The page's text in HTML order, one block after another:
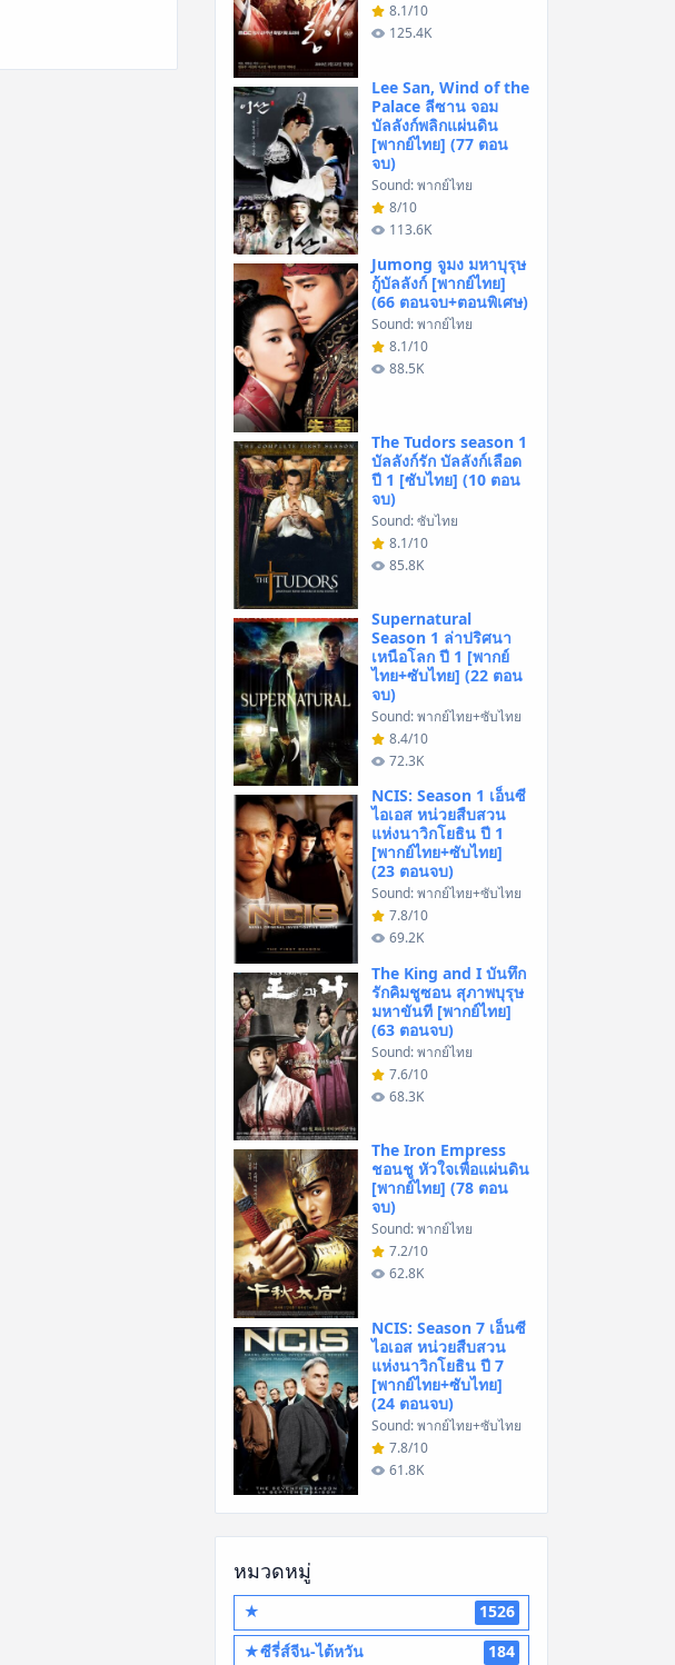
8.1/10
125.4K
Lee San, Wind of the
Palace ลีซาน จอม
บัลลังก์พลิกแผ่นดิน
[พากย์ไทย] (77 ตอน
จบ)
Sound: พากย์ไทย
8/10
113.6K
Jumong จูมง มหาบุรุษ
กู้บัลลังก์ [พากย์ไทย]
(66 ตอนจบ+ตอนพิเศษ)
Sound: พากย์ไทย
8.1/10
88.5K
The Tudors season 1
บัลลังก์รัก บัลลังก์เลือด
ปี 1 [ซับไทย] (10 ตอน
จบ)
Sound: ซับไทย
8.1/10
85.8K
Supernatural
Season 1 ล่าปริศนา
เหนือโลก ปี 1 [พากย์
ไทย+ซับไทย] (22 ตอน
จบ)
Sound: พากย์ไทย+ซับไทย
8.4/10
72.3K
NCIS: Season 1 เอ็นซี
ไอเอส หน่วยสืบสวน
แห่งนาวิกโยธิน ปี 1
[พากย์ไทย+ซับไทย]
(23 ตอนจบ)
Sound: พากย์ไทย+ซับไทย
7.8/10
69.2K
The King and I บันทึก
รักคิมชูซอน สุภาพบุรุษ
มหาขันที [พากย์ไทย]
(63 ตอนจบ)
Sound: พากย์ไทย
7.6/10
68.3K
The Iron Empress
ชอนชู หัวใจเพื่อแผ่นดิน
[พากย์ไทย] (78 ตอน
จบ)
Sound: พากย์ไทย
7.2/10
62.8K
NCIS: Season 7 เอ็นซี
ไอเอส หน่วยสืบสวน
แห่งนาวิกโยธิน ปี 7
[พากย์ไทย+ซับไทย]
(24 ตอนจบ)
Sound: พากย์ไทย+ซับไทย
7.8/10
61.8K
หมวดหมู่
★
1526
★ซีรี่ส์จีน-ไต้หวัน
184